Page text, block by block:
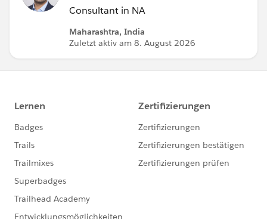
Consultant in NA
Maharashtra, India
Zuletzt aktiv am 8. August 2026